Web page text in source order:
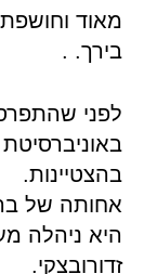
מאוד
בירך. .
לפני
בהצטיינות.
אחותה של
היא ניהלה
זדורובצקי.